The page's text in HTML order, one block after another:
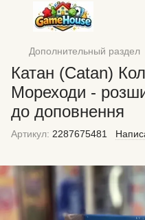
Дополнительный раздел
Катан (Catan)
Мореходи -
до доповнення
Артикул: 2287675481